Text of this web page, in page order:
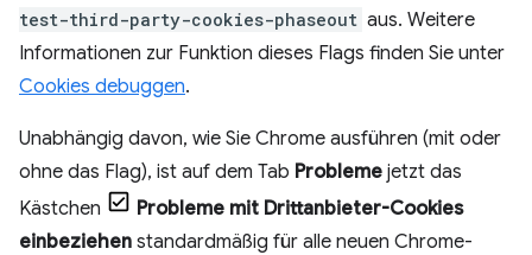
test-third-party-cookies-phaseout aus. Weitere
Informationen zur Funktion dieses Flags finden Sie unter
Cookies debuggen.
Unabhängig davon, wie Sie Chrome ausführen (mit oder
ohne das Flag), ist auf dem Tab Probleme jetzt das
Kästchen
Probleme mit Drittanbieter-Cookies
einbeziehen standardmäßig für alle neuen Chrome-